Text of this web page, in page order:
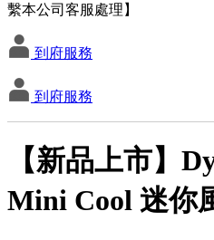
繫本公司客服處理】
到府服務
到府服務
【新品上市】
Mini Cool 迷你